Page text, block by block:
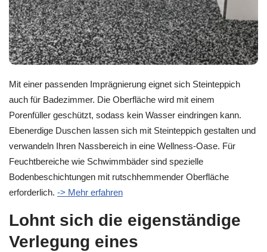
Mit einer passenden Imprägnierung eignet sich Steinteppich
auch für Badezimmer. Die Oberfläche wird mit einem
Porenfüller geschützt, sodass kein Wasser eindringen kann.
Ebenerdige Duschen lassen sich mit Steinteppich gestalten und
verwandeln Ihren Nassbereich in eine Wellness-Oase. Für
Feuchtbereiche wie Schwimmbäder sind spezielle
Bodenbeschichtungen mit rutschhemmender Oberfläche
erforderlich. -> Mehr erfahren
Lohnt sich die eigenständige
Verlegung eines